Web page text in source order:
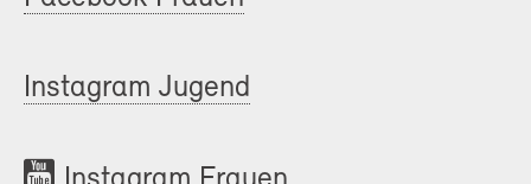
Instagram Jugend